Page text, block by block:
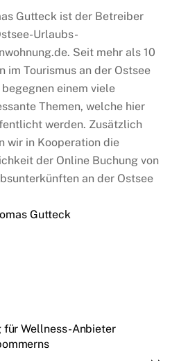
Gutteck ist der Betreiber
Urlaubs-
Seit mehr als 10
im Tourismus an der Ostsee
einem viele
Themen, welche hier
werden. Zusätzlich
wir in Kooperation die
der Online Buchung von
an der Ostsee
Gutteck
Wellness-Anbieter